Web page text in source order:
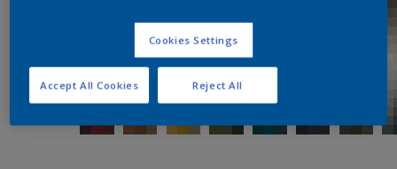
Cookies Settings
Reject All
Accept All Cookies